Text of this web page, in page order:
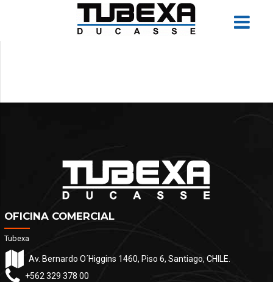
OFICINA COMERCIAL
Tubexa
Av. Bernardo O´Higgins 1460, Piso 6, Santiago, CHILE.
+562 329 378 00